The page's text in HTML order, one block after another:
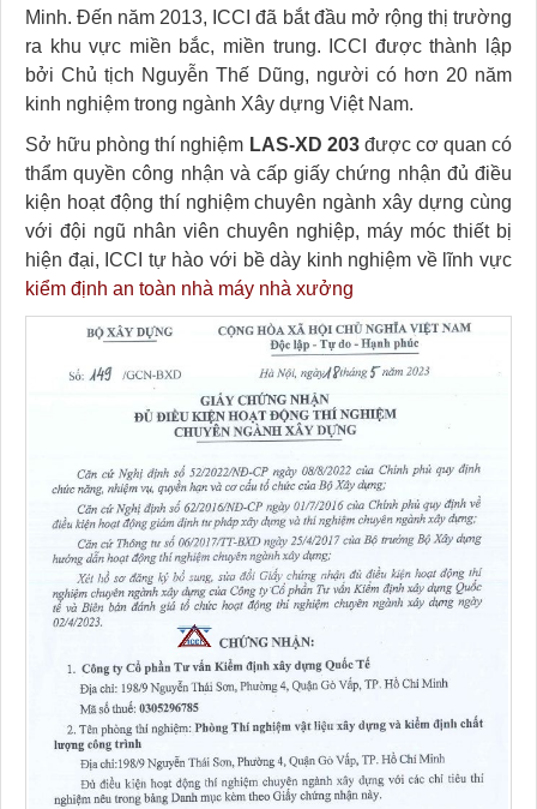
Minh. Đến năm 2013, ICCI đã bắt đầu mở rộng thị trường
ra khu vực miền bắc, miền trung. ICCI được thành lập
bởi Chủ tịch Nguyễn Thế Dũng, người có hơn 20 năm
kinh nghiệm trong ngành Xây dựng Việt Nam.
Sở hữu phòng thí nghiệm LAS-XD 203được cơ quan có
thẩm quyền công nhận và cấp giấy chứng nhận đủ điều
kiện hoạt động thí nghiệm chuyên ngành xây dựng cùng
với đội ngũ nhân viên chuyên nghiệp, máy móc thiết bị
hiện đại, ICCI tự hào với bề dày kinh nghiệm về lĩnh vực
kiểm định an toàn nhà máy nhà xưởng